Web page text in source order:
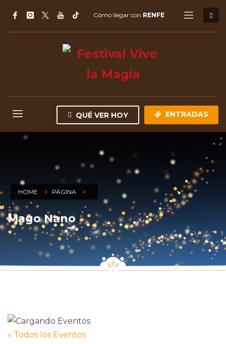
Cómo llegar con RENFE
QUÉ VER HOY ENTRADAS
HOME PÁGINA
Mago Nano
« Todos los Eventos